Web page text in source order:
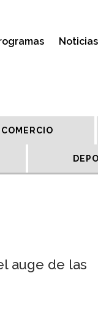
Noticias
COMERCIO
auge de las